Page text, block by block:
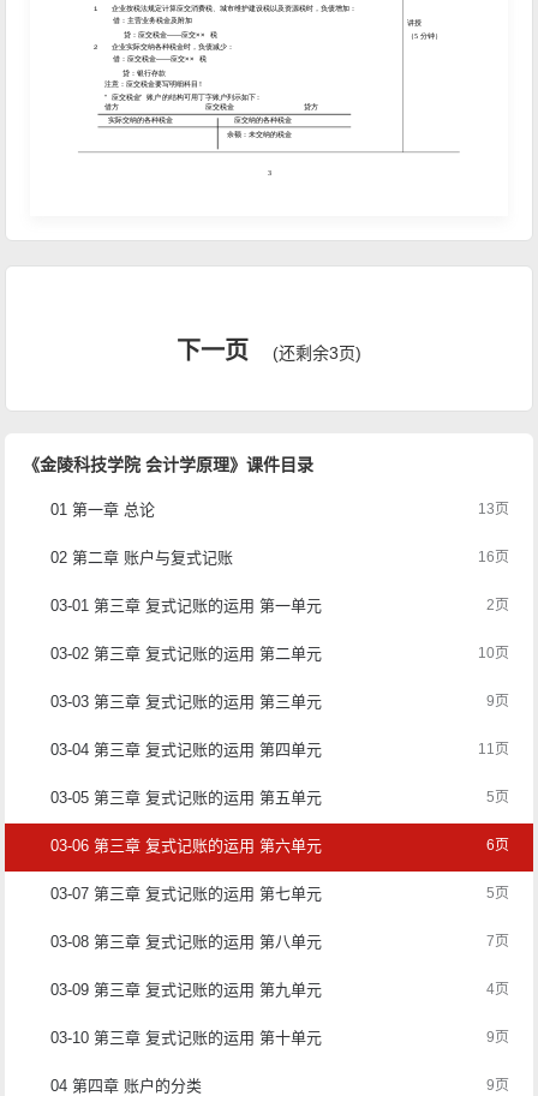
下一页 (还剩余3页)
《金陵科技学院 会计学原理》课件目录
01 第一章 总论 13页
02 第二章 账户与复式记账 16页
03-01 第三章 复式记账的运用 第一单元 2页
03-02 第三章 复式记账的运用 第二单元 10页
03-03 第三章 复式记账的运用 第三单元 9页
03-04 第三章 复式记账的运用 第四单元 11页
03-05 第三章 复式记账的运用 第五单元 5页
03-06 第三章 复式记账的运用 第六单元 6页
03-07 第三章 复式记账的运用 第七单元 5页
03-08 第三章 复式记账的运用 第八单元 7页
03-09 第三章 复式记账的运用 第九单元 4页
03-10 第三章 复式记账的运用 第十单元 9页
04 第四章 账户的分类 9页